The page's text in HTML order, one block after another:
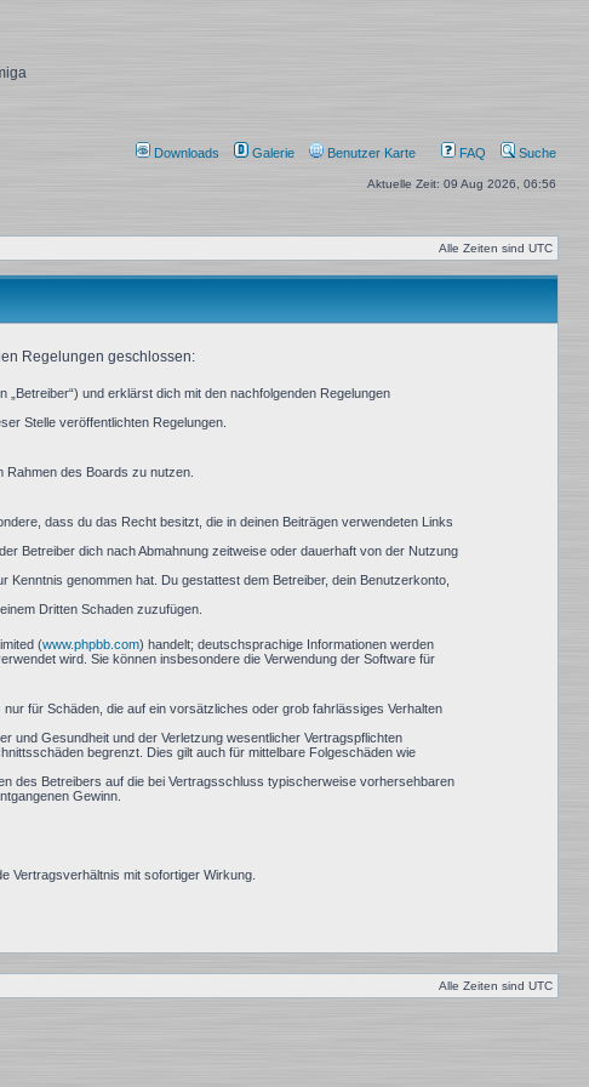
Downloads Galerie Benutzer Karte FAQ Suche
Aktuelle Zeit: 09 Aug 2026, 06:56
Alle Zeiten sind UTC
Regelungen geschlossen:
und erklärst dich mit den nachfolgenden Regelungen
Stelle veröffentlichten Regelungen.
Rahmen des Boards zu nutzen.
dass du das Recht besitzt, die in deinen Beiträgen verwendeten Links
Betreiber dich nach Abmahnung zeitweise oder dauerhaft von der Nutzung
genommen hat. Du gestattest dem Betreiber, dein Benutzerkonto,
Dritten Schaden zuzufügen.
(www.phpbb.com) handelt; deutschsprachige Informationen werden
wird. Sie können insbesondere die Verwendung der Software für
für Schäden, die auf ein vorsätzliches oder grob fahrlässiges Verhalten
und Gesundheit und der Verletzung wesentlicher Vertragspflichten
begrenzt. Dies gilt auch für mittelbare Folgeschäden wie
des Betreibers auf die bei Vertragsschluss typischerweise vorhersehbaren
Gewinn.
Vertragsverhältnis mit sofortiger Wirkung.
Alle Zeiten sind UTC